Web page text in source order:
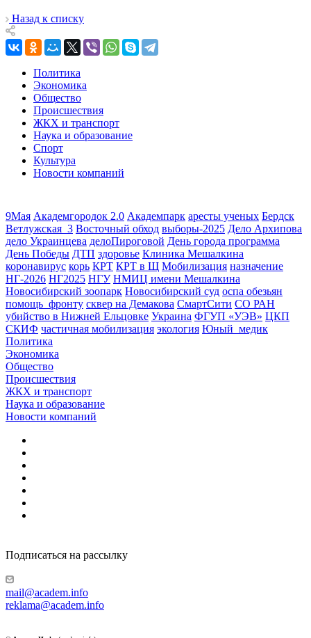
Назад к списку
Политика
Экономика
Общество
Происшествия
ЖКХ и транспорт
Наука и образование
Спорт
Культура
Новости компаний
9Мая Академгородок 2.0 Академпарк аресты ученых Бердск
Ветлужская_3 Восточный обход выборы-2025 Дело Архипова
дело Украинцева делоПироговой День города программа
День Победы ДТП здоровье Клиника Мешалкина
коронавирус корь КРТ КРТ в Щ Мобилизация назначение
НГ-2026 НГ2025 НГУ НМИЦ имени Мешалкина
Новосибирский зоопарк Новосибирский суд оспа обезьян
помощь_фронту сквер на Демакова СмартСити СО РАН
убийство в Нижней Ельцовке Украина ФГУП «УЭВ» ЦКП
СКИФ частичная мобилизация экология Юный_медик
Политика
Экономика
Общество
Происшествия
ЖКХ и транспорт
Наука и образование
Новости компаний
Подписаться на рассылку
mail@academ.info
reklama@academ.info